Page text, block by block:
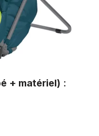
+ matériel) :